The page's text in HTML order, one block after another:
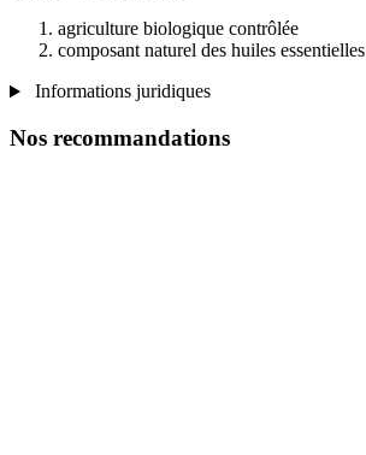
agriculture biologique contrôlée
composant naturel des huiles essentielles
Informations juridiques
Nos recommandations